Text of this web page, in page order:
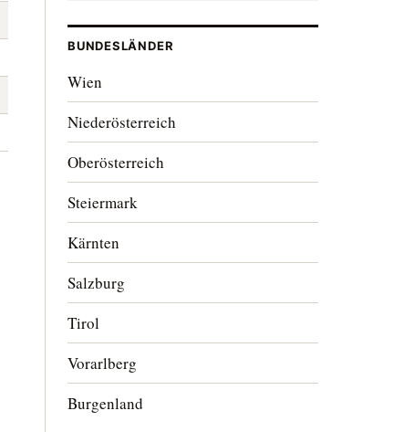
BUNDESLÄNDER
Wien
Niederösterreich
Oberösterreich
Steiermark
Kärnten
Salzburg
Tirol
Vorarlberg
Burgenland